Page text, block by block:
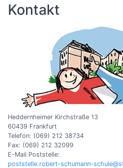
Kontakt
Heddernheimer Kirchstraße 13
60439 Frankfurt
Telefon: (069) 212 38734
Fax: (069) 212 32099
E-Mail Poststelle:
poststelle.robert-schumann-